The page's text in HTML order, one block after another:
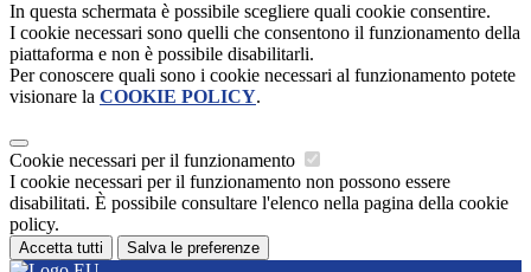
In questa schermata è possibile scegliere quali cookie consentire.
I cookie necessari sono quelli che consentono il funzionamento della
piattaforma e non è possibile disabilitarli.
Per conoscere quali sono i cookie necessari al funzionamento potete
visionare la COOKIE POLICY.
Cookie necessari per il funzionamento
I cookie necessari per il funzionamento non possono essere
disabilitati. È possibile consultare l'elenco nella pagina della cookie
policy.
Accetta tutti Salva le preferenze